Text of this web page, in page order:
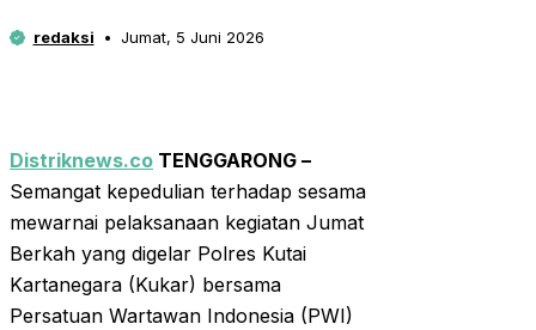
redaksi Jumat, 5 Juni 2026
Distriknews.co TENGGARONG –
Semangat kepedulian terhadap sesama
mewarnai pelaksanaan kegiatan Jumat
Berkah yang digelar Polres Kutai
Kartanegara (Kukar) bersama
Persatuan Wartawan Indonesia (PWI)